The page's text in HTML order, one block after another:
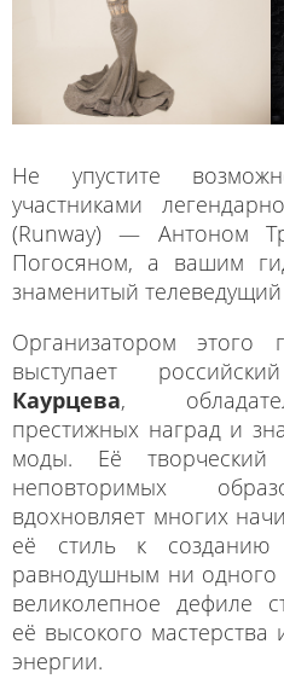
Не упустите
участниками
(Runway) — Антоном
Погосяном, а вашим
знаменитый
Организатором этого
выступает
Каурцева,
престижных наград и
моды. Её
неповторимых
вдохновляет многих
её стиль к созданию
равнодушным ни одного
великолепное дефиле
её высокого
энергии.